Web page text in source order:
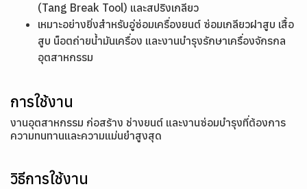
(Tang Break Tool) และสปริงเกลียว
เหมาะอย่างยิ่งสำหรับอู่ซ่อมเครื่องยนต์ ซ่อมเกลียวฝาสูบ เสื้อ
สูบ น็อตถ่ายน้ำมันเครื่อง และงานบำรุงรักษาเครื่องจักรกล
อุตสาหกรรม
การใช้งาน
งานอุตสาหกรรม ก่อสร้าง ช่างยนต์ และงานซ่อมบำรุงที่ต้องการ
ความทนทานและความแม่นยำสูงสุด
วิธีการใช้งาน